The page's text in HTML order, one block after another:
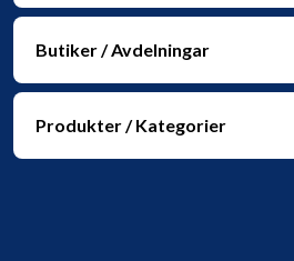
Butiker / Avdelningar
Produkter / Kategorier